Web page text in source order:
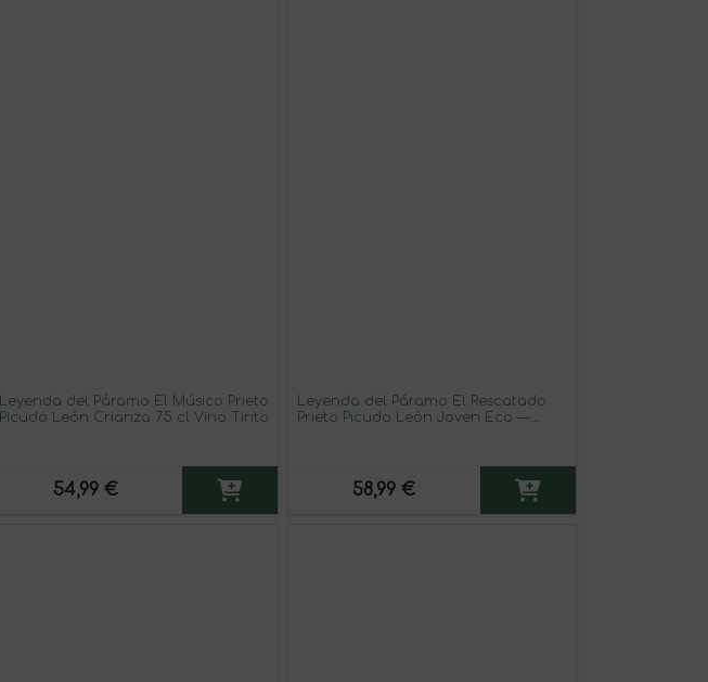
Leyenda del Páramo El Músico Prieto
Picudo León Crianza 75 cl Vino Tinto
54,99 €
Leyenda del Páramo El Rescatado
Prieto Picudo León Joven Eco —
58,99 €